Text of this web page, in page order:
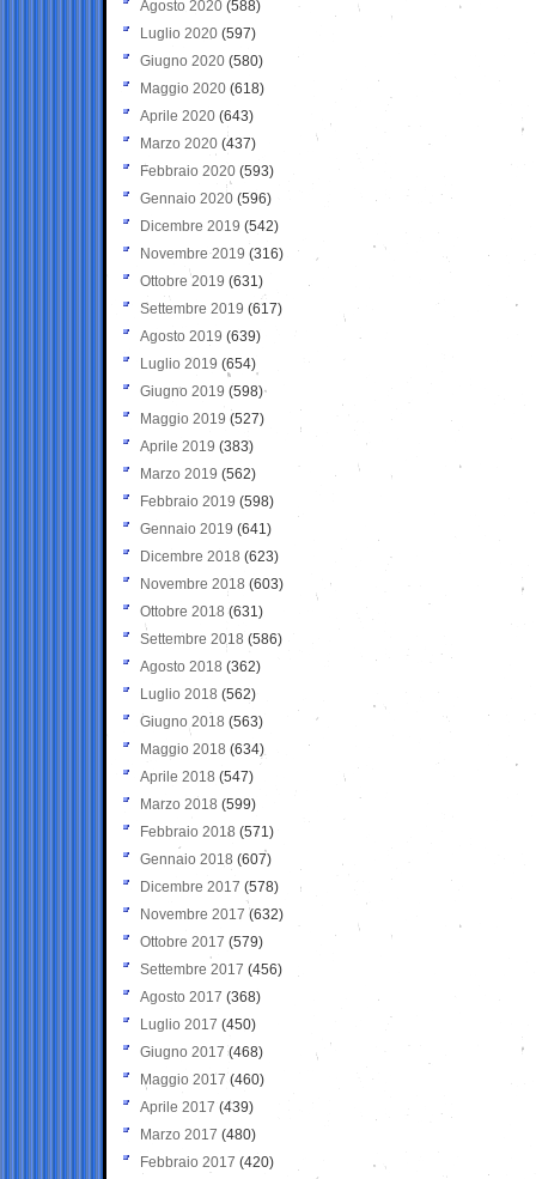
Agosto 2020 (588)
Luglio 2020 (597)
Giugno 2020 (580)
Maggio 2020 (618)
Aprile 2020 (643)
Marzo 2020 (437)
Febbraio 2020 (593)
Gennaio 2020 (596)
Dicembre 2019 (542)
Novembre 2019 (316)
Ottobre 2019 (631)
Settembre 2019 (617)
Agosto 2019 (639)
Luglio 2019 (654)
Giugno 2019 (598)
Maggio 2019 (527)
Aprile 2019 (383)
Marzo 2019 (562)
Febbraio 2019 (598)
Gennaio 2019 (641)
Dicembre 2018 (623)
Novembre 2018 (603)
Ottobre 2018 (631)
Settembre 2018 (586)
Agosto 2018 (362)
Luglio 2018 (562)
Giugno 2018 (563)
Maggio 2018 (634)
Aprile 2018 (547)
Marzo 2018 (599)
Febbraio 2018 (571)
Gennaio 2018 (607)
Dicembre 2017 (578)
Novembre 2017 (632)
Ottobre 2017 (579)
Settembre 2017 (456)
Agosto 2017 (368)
Luglio 2017 (450)
Giugno 2017 (468)
Maggio 2017 (460)
Aprile 2017 (439)
Marzo 2017 (480)
Febbraio 2017 (420)